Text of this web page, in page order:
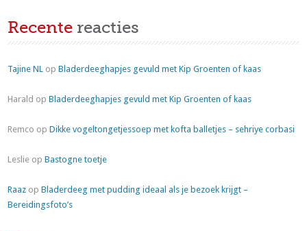
Recente reacties
Tajine NL opBladerdeeghapjes gevuld met Kip Groenten of kaas
Harald opBladerdeeghapjes gevuld met Kip Groenten of kaas
Remco opDikke vogeltongetjessoep met kofta balletjes – sehriye corbasi
Leslie opBastogne toetje
Raaz opBladerdeeg met pudding ideaal als je bezoek krijgt –
Bereidingsfoto’s